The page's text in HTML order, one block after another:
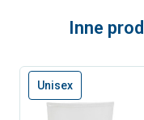
Inne
Unisex